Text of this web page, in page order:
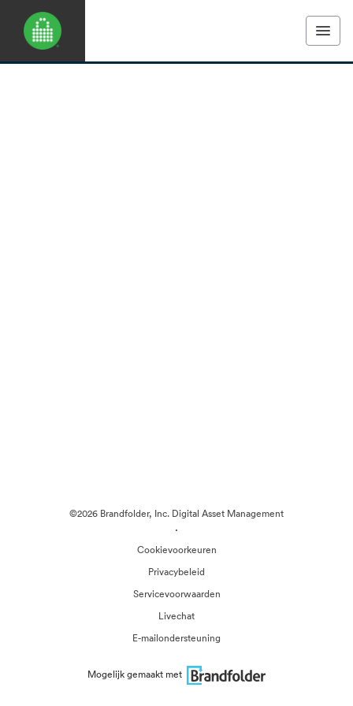
©2026 Brandfolder, Inc. Digital Asset Management
·
Cookievoorkeuren
Privacybeleid
Servicevoorwaarden
Livechat
E-mailondersteuning
Mogelijk gemaakt met